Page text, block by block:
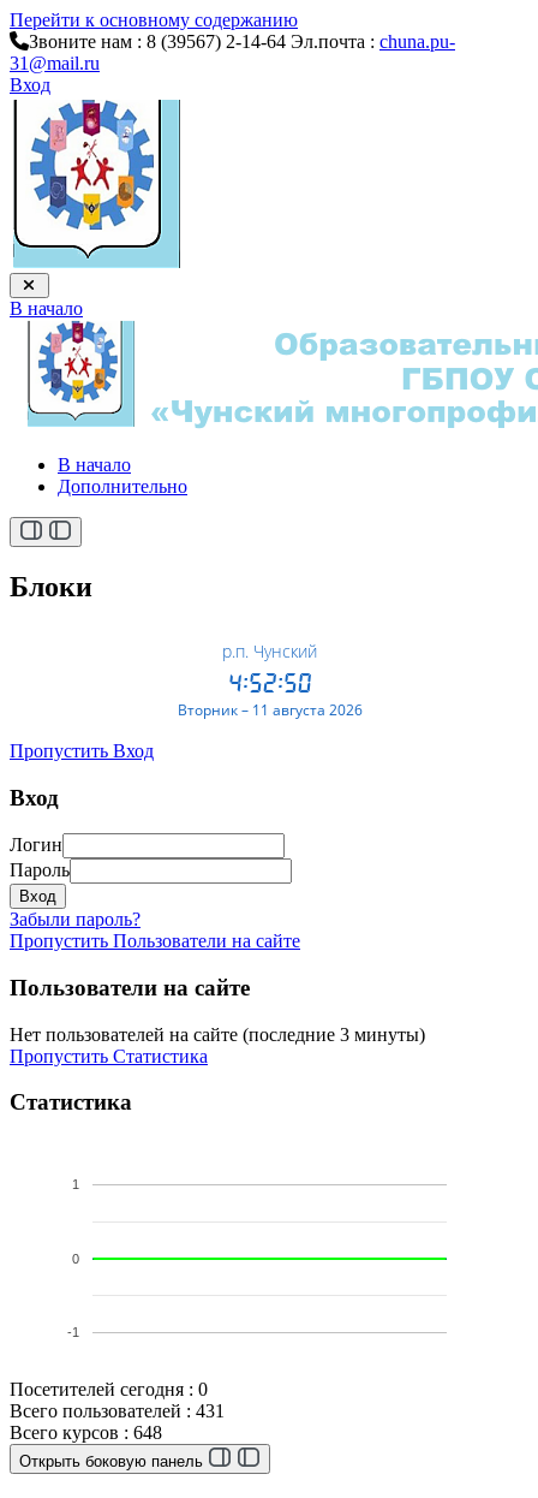
Перейти к основному содержанию
Звоните нам : 8 (39567) 2-14-64 Эл.почта : chuna.pu-
31@mail.ru
Вход
В начало
В начало
Дополнительно
Блоки
Пропустить Вход
Вход
Логин
Пароль
Забыли пароль?
Пропустить Пользователи на сайте
Пользователи на сайте
Нет пользователей на сайте (последние 3 минуты)
Пропустить Статистика
Статистика
-1
0
1
Посетителей сегодня : 0
Всего пользователей : 431
Всего курсов : 648
Открыть боковую панель